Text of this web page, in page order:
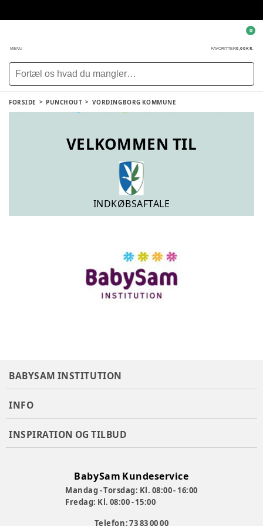
MENU FAVORITTER0,00 KR.
0
FORSIDE PUNCHOUT VORDINGBORG KOMMUNE
VELKOMMEN TIL
INDKØBSAFTALE
BABYSAM INSTITUTION
INFO
INSPIRATION OG TILBUD
BabySam Kundeservice
Mandag - Torsdag: Kl. 08:00 - 16:00
Fredag: Kl. 08:00 - 15:00
Telefon: 73 83 00 00